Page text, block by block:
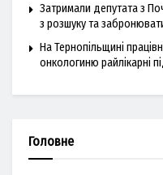
Затримали депутата з
з розшуку та забронювати
На Тернопільщині
онкологиню райлікарні
Головне